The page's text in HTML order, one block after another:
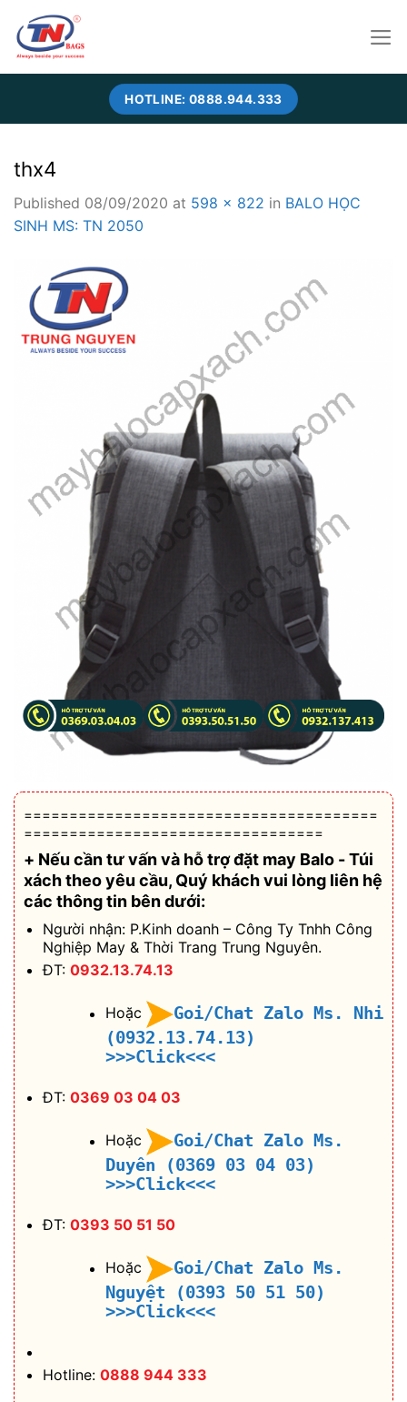
content
HOTLINE: 0888.944.333
thx4
Published 08/09/2020 at 598 × 822 in BALO HỌC
SINH MS: TN 2050
=======================================
=================================
+ Nếu cần tư vấn và hỗ trợđặt may Balo - Túi
xách theo yêu cầu, Quý khách vui lòng liên hệ
các thông tin bên dưới:
Người nhận: P.Kinh doanh – Công Ty Tnhh Công
Nghiệp May & Thời Trang Trung Nguyên.
ĐT: 0932.13.74.13
Hoặc
Goi/Chat Zalo Ms. Nhi
(0932.13.74.13)
>>>Click<<<
ĐT: 0369 03 04 03
Hoặc
Goi/Chat Zalo Ms.
Duyên (0369 03 04 03)
>>>Click<<<
ĐT: 0393 50 51 50
Hoặc
Goi/Chat Zalo Ms.
Nguyệt (0393 50 51 50)
>>>Click<<<
Hotline: 0888 944 333